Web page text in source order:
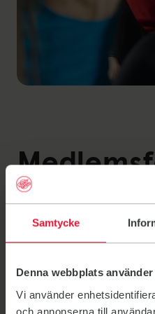
Samtycke
Denna webbplats
Vi använder
och annonserna till
Medlemsförmåner för
Team Sportia
15% rabatt på